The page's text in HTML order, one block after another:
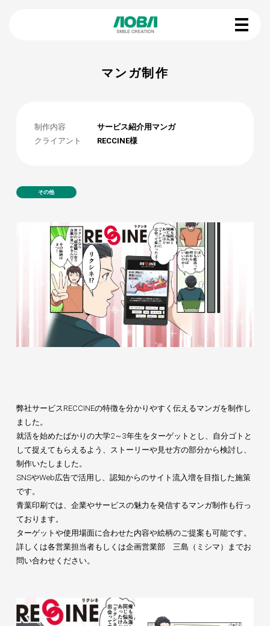
マンガ制作
制作内容
サービス紹介用マンガ
クライアント
RECCINE様
その他
弊社サービスRECCINEの特徴を分かりやすく伝えるマンガを制作し
ました。
就活を始めたばかりの大学2～3年生をターゲットとし、自分ゴトと
して捉えてもらえるよう、ストーリーや見せ方の部分から検討し、
制作いたしました。
SNSやWeb広告で活用し、認知からのサイト流入増を目指した施策
です。
青葉印刷では、企業やサービスの魅力を発信するマンガ制作も行っ
ております。
ターゲットや使用場面に合わせた内容や絵柄のご提案も可能です。
詳しくは各営業担当者もしくは企画営業部 三島（ミシマ）までお
問い合わせください。